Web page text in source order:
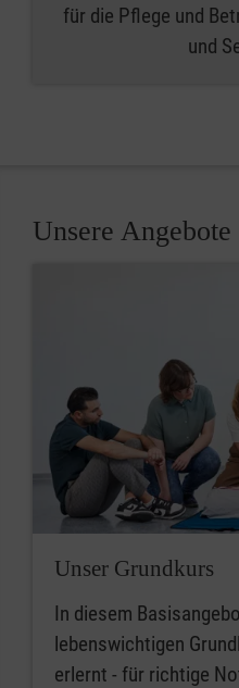
für die Pflege und
und
Unsere Angebote
Unser Grundkurs
In diesem
lebenswichtigen
erlernt - für richtige